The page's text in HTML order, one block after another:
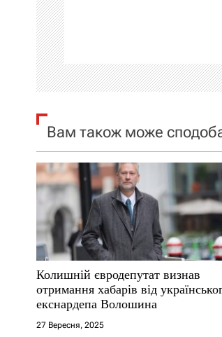
а
ц
і
я
а
и
с
і
в
Вам також може
Колишній євродепутат визнав
отримання хабарів від
екснардепа Волошина
27 Вересня, 2025